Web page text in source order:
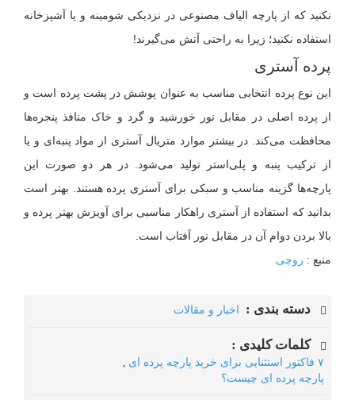
نکنید که از پارچه الیاف مصنوعی در نزدیکی شومینه و یا آشپزخانه
استفاده نکنید؛ زیرا به راحتی آتش می‌گیرند!
پرده آستری
این نوع پرده انتخابی مناسب به عنوان پوشش در پشت پرده است و
از پرده اصلی در مقابل نور خورشید و گرد و خاک منافذ پنجره‌ها
محافظت می‌کند. در بیشتر موارد متریال آستری از مواد پنبه‌ای و یا
از ترکیب پنبه و پلی‌استر تولید می‌شود. در هر دو صورت این
پارچه‌ها گزینه مناسب و سبکی برای آستری پرده هستند. بهتر است
بدانید که استفاده از آستری راهکار مناسبی برای آویزش بهتر پرده و
بالا بردن دوام آن در مقابل نور آفتاب است.
منبع : روچی
دسته بندی : اخبار و مقالات
کلمات کلیدی :
۷ فاکتور استثنایی برای خرید پارچه پرده ‌ای
,
پارچه پرده ای چیست؟